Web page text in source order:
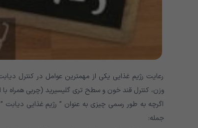
رعایت رژیم غذایی یکی از مهمترین عوامل در کنترل
وزن، کنترل قند خون و سطح تری گلیسیرید (چربی همراه
اگرچه به طور رسمی چیزی به عنوان ” رژیم غذایی دیابت
جمله: